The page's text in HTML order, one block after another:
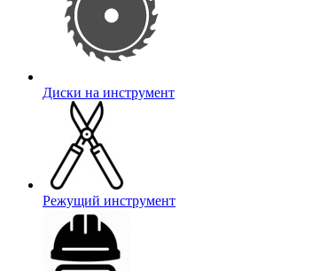
Диски на инструмент
Режущий инструмент